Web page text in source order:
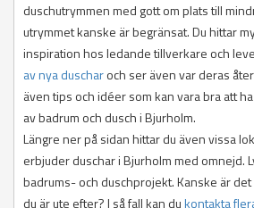
duschutrymmen med gott om plats till
utrymmet kanske är begränsat. Du hittar
inspiration hos ledande tillverkare och
av nya duscharoch ser även var deras
även tips och idéer som kan vara bra att
av badrum och dusch i Bjurholm.
Längre ner på sidan hittar du även vissa
erbjuder duschar i Bjurholm med omnejd.
badrums- och duschprojekt. Kanske är
du är ute efter? I så fall kan dukontakta